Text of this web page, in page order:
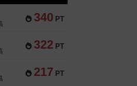
340 PT
322 PT
217 PT